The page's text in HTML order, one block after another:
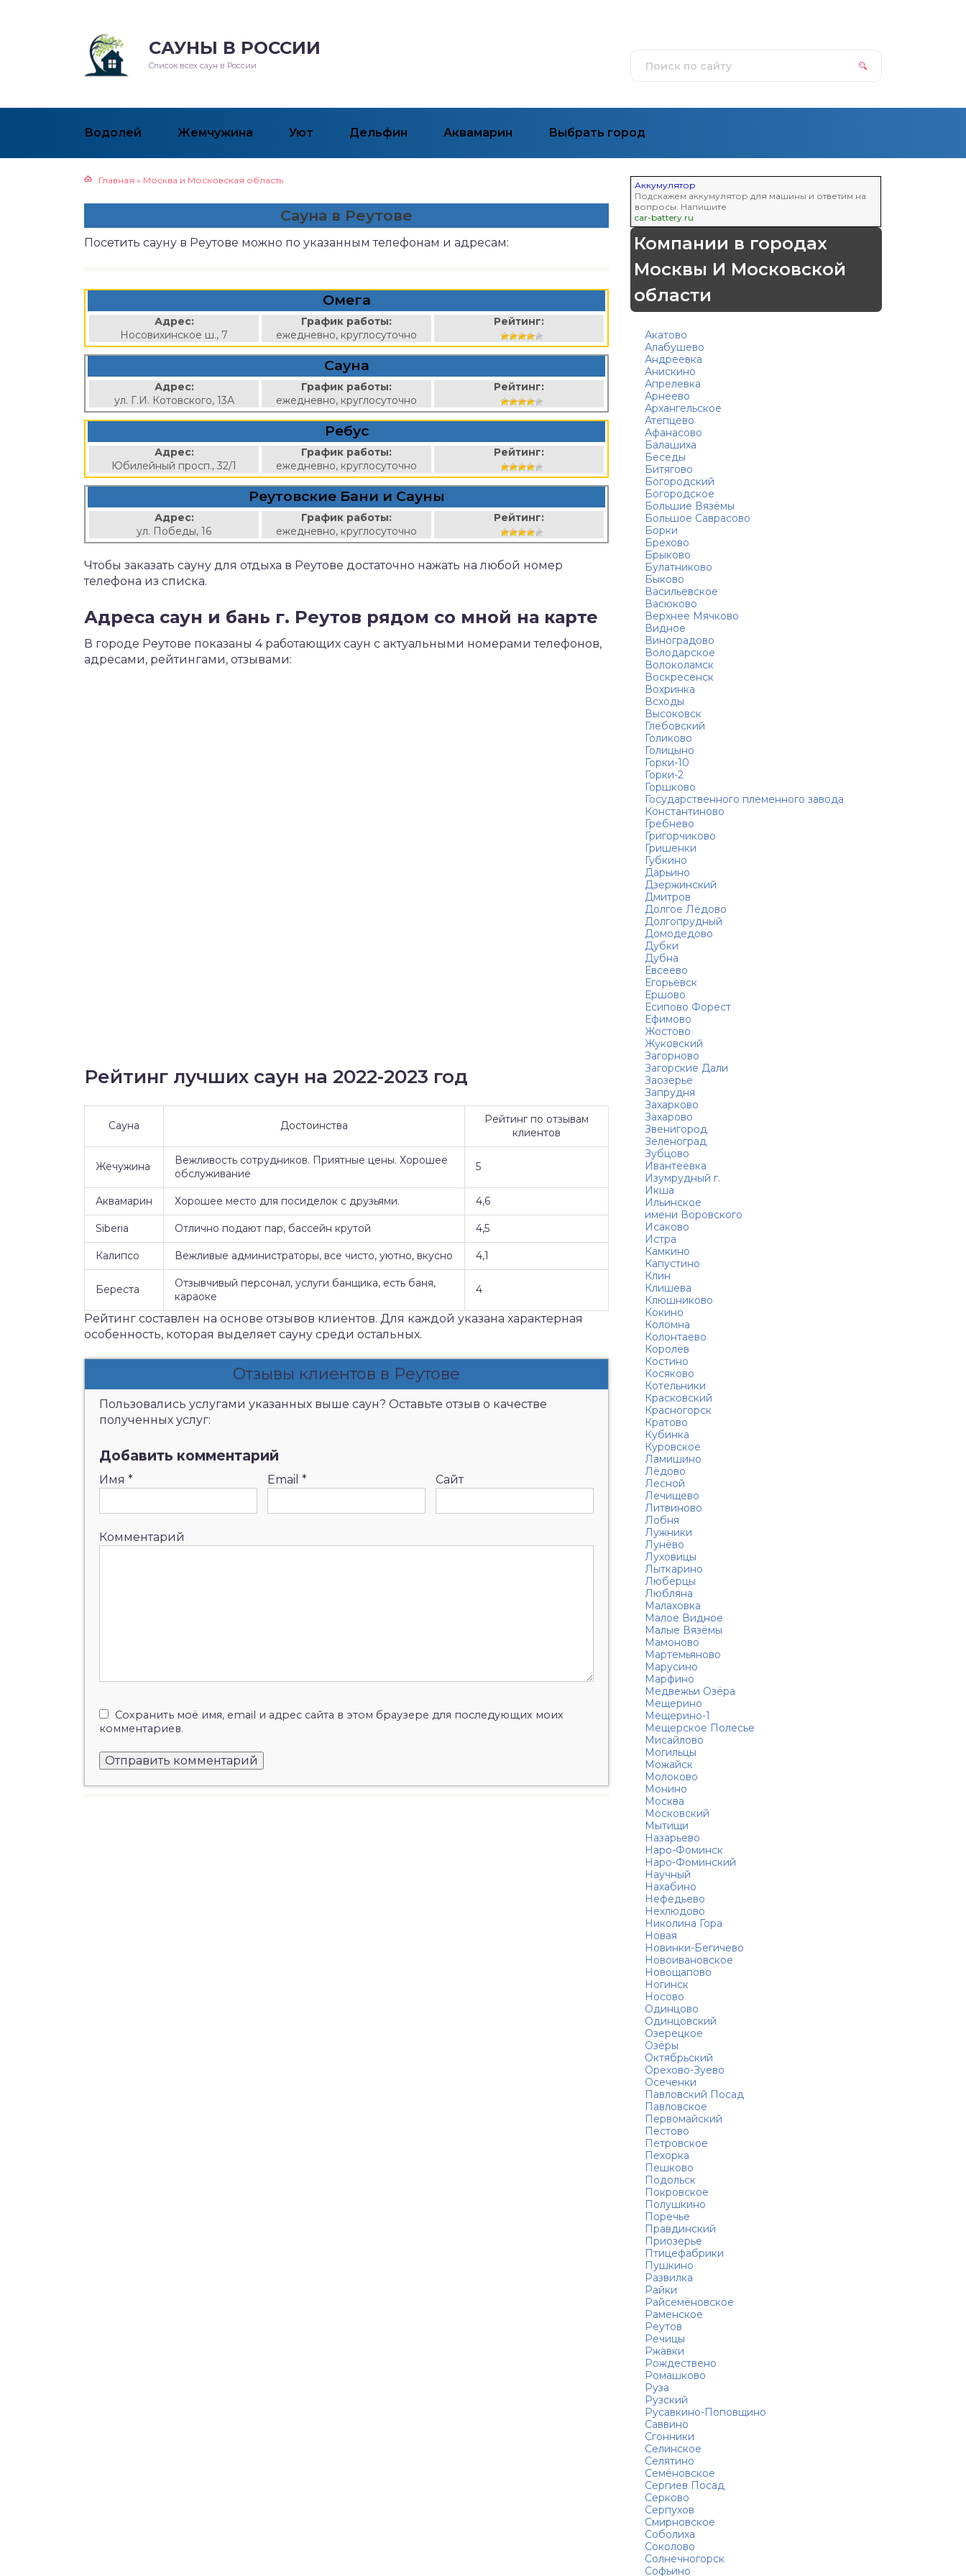
САУНЫ В РОССИИ
Список всех саун в России
Водолей Жемчужина Уют Дельфин Аквамарин Выбрать город
Главная » Москва и Московская область
Сауна в Реутове
Посетить сауну в Реутове можно по указанным телефонам и адресам:
Омега
Адрес:
Носовихинское ш., 7
График работы:
ежедневно, круглосуточно
Рейтинг:
Сауна
Адрес:
ул. Г.И. Котовского, 13А
График работы:
ежедневно, круглосуточно
Рейтинг:
Ребус
Адрес:
Юбилейный просп., 32/1
График работы:
ежедневно, круглосуточно
Рейтинг:
Реутовские Бани и Сауны
Адрес:
ул. Победы, 16
График работы:
ежедневно, круглосуточно
Рейтинг:
Чтобы заказать сауну для отдыха в Реутове достаточно нажать на любой номер
телефона из списка.
Адреса саун и бань г. Реутов рядом со мной на карте
В городе Реутове показаны 4 работающих саун с актуальными номерами телефонов,
адресами, рейтингами, отзывами:
Рейтинг лучших саун на 2022-2023 год
Сауна Достоинства
Рейтинг по отзывам
клиентов
Жечужина
Вежливость сотрудников. Приятные цены. Хорошее
обслуживание
5
Аквамарин Хорошее место для посиделок с друзьями. 4,6
Siberia Отлично подают пар, бассейн крутой 4,5
Калипсо Вежливые администраторы, все чисто, уютно, вкусно 4,1
Береста
Отзывчивый персонал, услуги банщика, есть баня,
караоке
4
Рейтинг составлен на основе отзывов клиентов. Для каждой указана характерная
особенность, которая выделяет сауну среди остальных.
Отзывы клиентов в Реутове
Пользовались услугами указанных выше саун? Оставьте отзыв о качестве
полученных услуг:
Добавить комментарий
Имя * Email * Сайт
Комментарий
Сохранить моё имя, email и адрес сайта в этом браузере для последующих моих
комментариев.
Аккумулятор
Подскажем аккумулятор для машины и ответим на
вопросы. Напишите
car-battery.ru
Компании в городах
Москвы И Московской
области
Акатово
Алабушево
Андреевка
Анискино
Апрелевка
Арнеево
Архангельское
Атепцево
Афанасово
Балашиха
Беседы
Битягово
Богородский
Богородское
Большие Вязёмы
Большое Саврасово
Борки
Брехово
Брыково
Булатниково
Быково
Васильевское
Васюково
Верхнее Мячково
Видное
Виноградово
Володарское
Волоколамск
Воскресенск
Вохринка
Всходы
Высоковск
Глебовский
Голиково
Голицыно
Горки-10
Горки-2
Горшково
Государственного племенного завода
Константиново
Гребнево
Григорчиково
Гришенки
Губкино
Дарьино
Дзержинский
Дмитров
Долгое Лёдово
Долгопрудный
Домодедово
Дубки
Дубна
Евсеево
Егорьевск
Ершово
Есипово Форест
Ефимово
Жостово
Жуковский
Загорново
Загорские Дали
Заозерье
Запрудня
Захарково
Захарово
Звенигород
Зеленоград
Зубцово
Ивантеевка
Изумрудный г.
Икша
Ильинское
имени Воровского
Исаково
Истра
Камкино
Капустино
Клин
Клишева
Клюшниково
Кокино
Коломна
Колонтаево
Королёв
Костино
Косяково
Котельники
Красковский
Красногорск
Кратово
Кубинка
Куровское
Ламишино
Лёдово
Лесной
Лечищево
Литвиново
Лобня
Лужники
Лунёво
Луховицы
Лыткарино
Люберцы
Любляна
Малаховка
Малое Видное
Малые Вязёмы
Мамоново
Мартемьяново
Марусино
Марфино
Медвежьи Озёра
Мещерино
Мещерино-1
Мещерское Полесье
Мисайлово
Могильцы
Можайск
Молоково
Монино
Москва
Московский
Мытищи
Назарьево
Наро-Фоминск
Наро-Фоминский
Научный
Нахабино
Нефедьево
Нехлюдово
Николина Гора
Новая
Новинки-Бегичево
Новоивановское
Новощапово
Ногинск
Носово
Одинцово
Одинцовский
Озерецкое
Озёры
Октябрьский
Орехово-Зуево
Осеченки
Павловский Посад
Павловское
Первомайский
Пестово
Петровское
Пехорка
Пешково
Подольск
Покровское
Полушкино
Поречье
Правдинский
Приозерье
Птицефабрики
Пушкино
Развилка
Райки
Райсемёновское
Раменское
Реутов
Речицы
Ржавки
Рождествено
Ромашково
Руза
Рузский
Русавкино-Поповщино
Саввино
Сгонники
Селинское
Селятино
Семёновское
Сергиев Посад
Серково
Серпухов
Смирновское
Соболиха
Соколово
Солнечногорск
Софьино